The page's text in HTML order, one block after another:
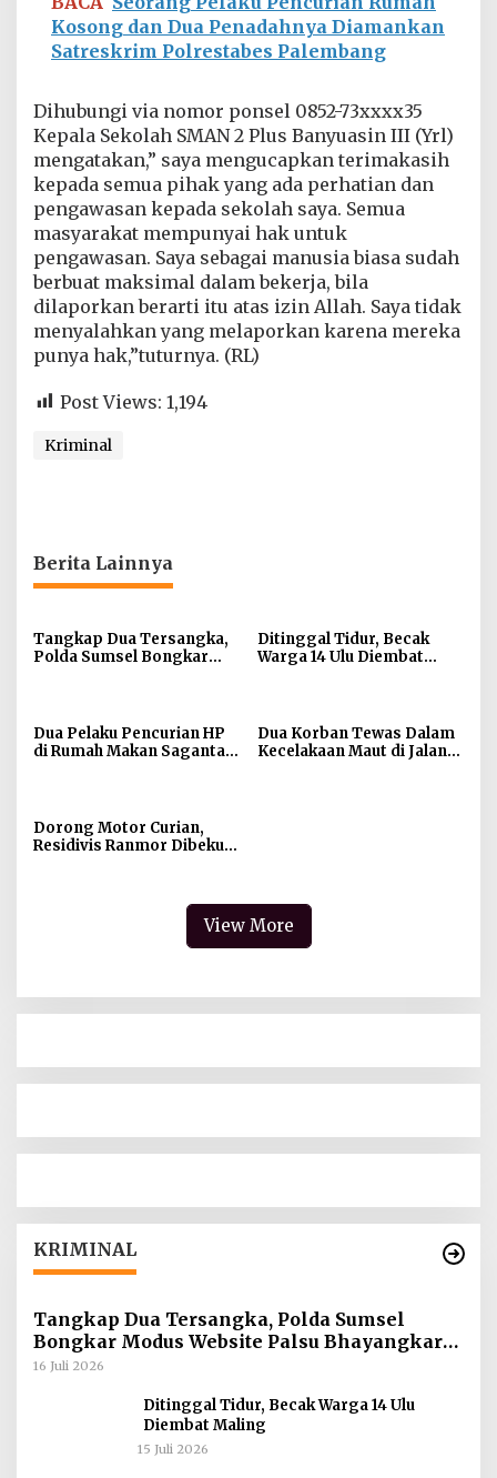
Kosong dan Dua Penadahnya Diamankan
Satreskrim Polrestabes Palembang
Dihubungi via nomor ponsel 0852-73xxxx35
Kepala Sekolah SMAN 2 Plus Banyuasin III (Yrl)
mengatakan,” saya mengucapkan terimakasih
kepada semua pihak yang ada perhatian dan
pengawasan kepada sekolah saya. Semua
masyarakat mempunyai hak untuk
pengawasan. Saya sebagai manusia biasa sudah
berbuat maksimal dalam bekerja, bila
dilaporkan berarti itu atas izin Allah. Saya tidak
menyalahkan yang melaporkan karena mereka
punya hak,”tuturnya. (RL)
Post Views: 1,194
Kriminal
Berita Lainnya
Tangkap Dua Tersangka,
Polda Sumsel Bongkar
Ditinggal Tidur, Becak
Warga 14 Ulu Diembat
Dua Pelaku Pencurian HP
di Rumah Makan Saganta
Dua Korban Tewas Dalam
Kecelakaan Maut di Jalan
Dorong Motor Curian,
Residivis Ranmor Dibekuk
View More
KRIMINAL
Tangkap Dua Tersangka, Polda Sumsel
Bongkar Modus Website Palsu Bhayangkara
Run
16 Juli 2026
Ditinggal Tidur, Becak Warga 14 Ulu
Diembat Maling
15 Juli 2026